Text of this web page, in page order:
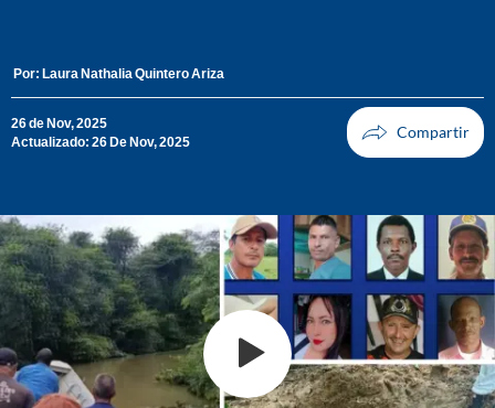
Por: Laura Nathalia Quintero Ariza
26 de Nov, 2025
Actualizado: 26 De Nov, 2025